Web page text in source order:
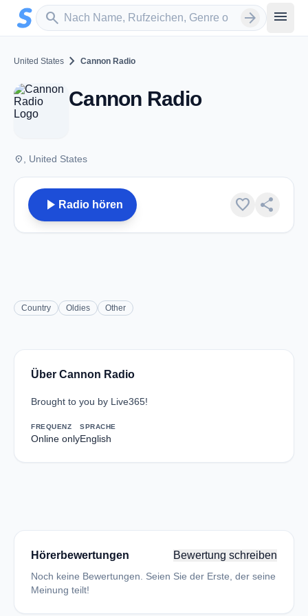
Zum Hauptinhalt springen
search
Sender suchen arrow_forward menu
United States chevron_right Cannon Radio
Cannon Radio
place , United States
play_arrow Radio hören favorite share
Country Oldies Other
Über Cannon Radio
Brought to you by Live365!
FREQUENZ
Online only
SPRACHE
English
Hörerbewertungen Bewertung schreiben
Noch keine Bewertungen. Seien Sie der Erste, der seine
Meinung teilt!